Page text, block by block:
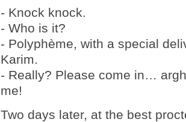
- Knock knock.
- Who is it?
- Polyphème, with a special
Karim.
- Really? Please come in…
me!
Two days later, at the best